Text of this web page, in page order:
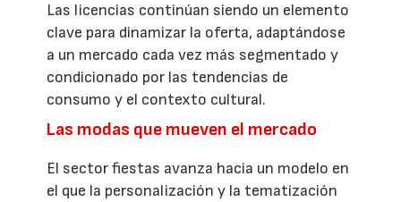
Las licencias continúan siendo un elemento
clave para dinamizar la oferta, adaptándose
a un mercado cada vez más segmentado y
condicionado por las tendencias de
consumo y el contexto cultural.
Las modas que mueven el mercado
El sector fiestas avanza hacia un modelo en
el que la personalización y la tematización